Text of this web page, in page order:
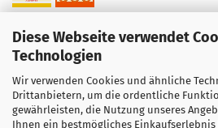
Diese Webseite verwendet
Technologien
Wir verwenden Cookies und ähnliche
Drittanbietern, um die ordentliche
gewährleisten, die Nutzung unseres
Ihnen ein bestmögliches
Ihre Vorteile bei uns
Original Produkte direkt vom Hersteller